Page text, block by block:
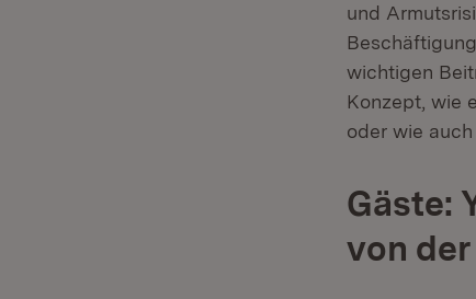
und
wichtigen
Konzept, wie
oder wie
Gäste:
von